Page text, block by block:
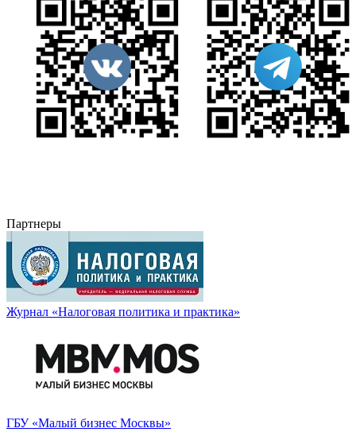
Партнеры
Журнал «Налоговая политика и практика»
ГБУ «Малый бизнес Москвы»